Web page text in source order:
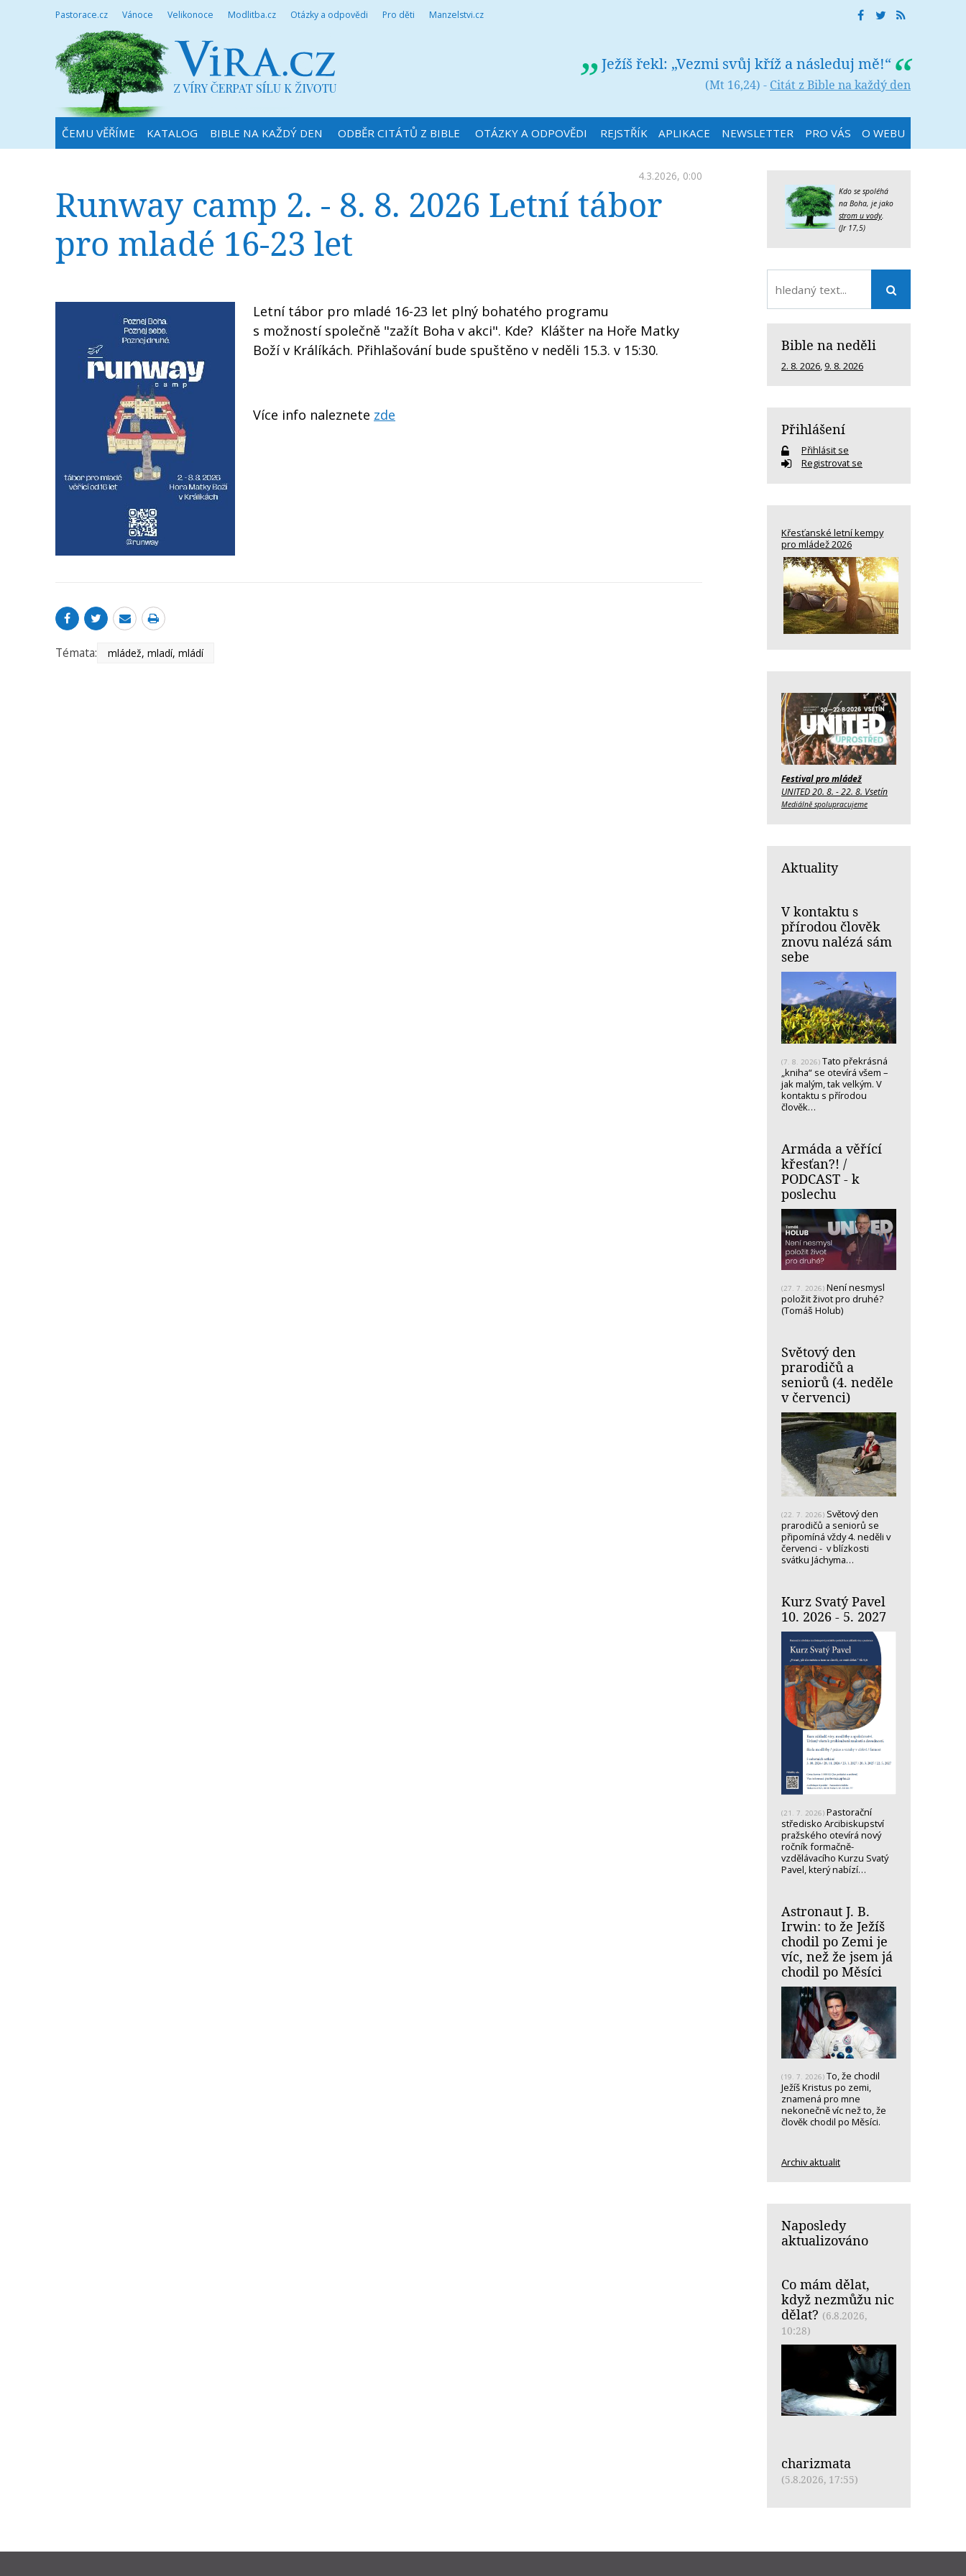
Pastorace.cz Vánoce Velikonoce Modlitba.cz Otázky a odpovědi Pro děti Manzelstvi.cz
Ježíš řekl: „Vezmi svůj kříž a následuj mě!“
(Mt 16,24) - Citát z Bible na každý den
ČEMU VĚŘÍME KATALOG BIBLE NA KAŽDÝ DEN ODBĚR CITÁTŮ Z BIBLE OTÁZKY A ODPOVĚDI REJSTŘÍK APLIKACE NEWSLETTER PRO VÁS O WEBU
4.3.2026, 0:00
Runway camp 2. - 8. 8. 2026 Letní tábor
pro mladé 16-23 let
Letní tábor pro mladé 16-23 let plný bohatého programu
s možností společně "zažít Boha v akci". Kde? Klášter na Hoře Matky
Boží v Králíkách. Přihlašování bude spuštěno v neděli 15.3. v 15:30.
Více info naleznete zde
Témata: mládež, mladí, mládí
Kdo se spoléhá
na Boha, je jako
strom u vody.
(Jr 17,5)
Bible na neděli
2. 8. 2026, 9. 8. 2026
Přihlášení
Přihlásit se
Registrovat se
Křesťanské letní kempy
pro mládež 2026
Festival pro mládež
UNITED 20. 8. - 22. 8. Vsetín
Mediálně spolupracujeme
Aktuality
V kontaktu s
přírodou člověk
znovu nalézá sám
sebe
(7. 8. 2026) Tato překrásná
„kniha“ se otevírá všem –
jak malým, tak velkým. V
kontaktu s přírodou
člověk…
Armáda a věřící
křesťan?! /
PODCAST - k
poslechu
(27. 7. 2026) Není nesmysl
položit život pro druhé?
(Tomáš Holub)
Světový den
prarodičů a
seniorů (4. neděle
v červenci)
(22. 7. 2026) Světový den
prarodičů a seniorů se
připomíná vždy 4. neděli v
červenci - v blízkosti
svátku Jáchyma…
Kurz Svatý Pavel
10. 2026 - 5. 2027
(21. 7. 2026) Pastorační
středisko Arcibiskupství
pražského otevírá nový
ročník formačně-
vzdělávacího Kurzu Svatý
Pavel, který nabízí…
Astronaut J. B.
Irwin: to že Ježíš
chodil po Zemi je
víc, než že jsem já
chodil po Měsíci
(19. 7. 2026) To, že chodil
Ježíš Kristus po zemi,
znamená pro mne
nekonečně víc než to, že
člověk chodil po Měsíci.
Archiv aktualit
Naposledy
aktualizováno
Co mám dělat,
když nezmůžu nic
dělat? (6.8.2026,
10:28)
charizmata
(5.8.2026, 17:55)